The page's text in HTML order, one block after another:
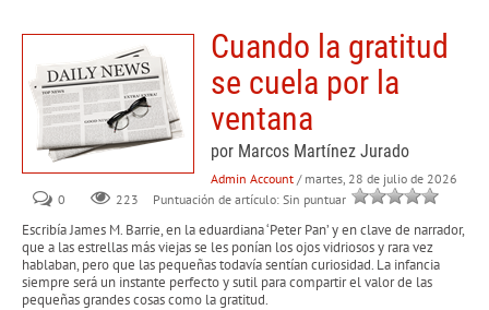
Cuando la gratitud
se cuela por la
ventana
por Marcos Martínez Jurado
Admin Account / martes, 28 de julio de 2026
0
223 Puntuación de artículo: Sin puntuar
Escribía James M. Barrie, en la eduardiana ‘Peter Pan’ y en clave de narrador,
que a las estrellas más viejas se les ponían los ojos vidriosos y rara vez
hablaban, pero que las pequeñas todavía sentían curiosidad. La infancia
siempre será un instante perfecto y sutil para compartir el valor de las
pequeñas grandes cosas como la gratitud.